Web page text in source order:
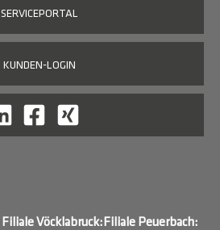
SERVICEPORTAL
KUNDEN-LOGIN
Filiale Vöcklabruck: Filiale Peuerbach: